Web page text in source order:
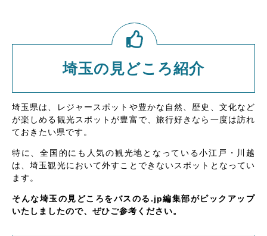
埼玉の見どころ紹介
埼玉県は、レジャースポットや豊かな自然、歴史、文化など
が楽しめる観光スポットが豊富で、旅行好きなら一度は訪れ
ておきたい県です。
特に、全国的にも人気の観光地となっている小江戸・川越
は、埼玉観光において外すことできないスポットとなってい
ます。
そんな埼玉の見どころをバスのる.jp編集部がピックアップ
いたしましたので、ぜひご参考ください。